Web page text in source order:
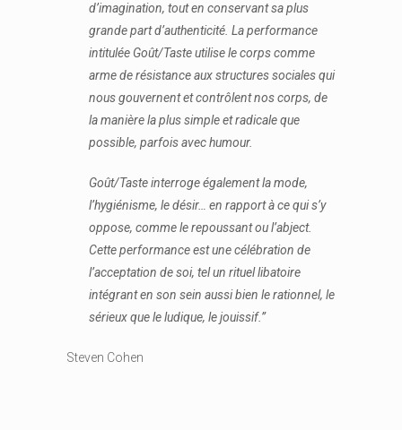
d’imagination, tout en conservant sa plus
grande part d’authenticité. La performance
intitulée Goût/Taste utilise le corps comme
arme de résistance aux structures sociales qui
nous gouvernent et contrôlent nos corps, de
la manière la plus simple et radicale que
possible, parfois avec humour.
Goût/Taste interroge également la mode,
l’hygiénisme, le désir… en rapport à ce qui s’y
oppose, comme le repoussant ou l’abject.
Cette performance est une célébration de
l’acceptation de soi, tel un rituel libatoire
intégrant en son sein aussi bien le rationnel, le
sérieux que le ludique, le jouissif.”
Steven Cohen